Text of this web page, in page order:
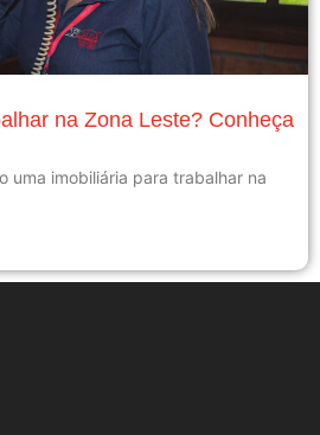
na Zona Leste? Conheça
uma imobiliária para trabalhar na